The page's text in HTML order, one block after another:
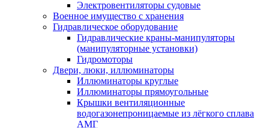
Электровентиляторы судовые
Военное имущество с хранения
Гидравлическое оборудование
Гидравлические краны-манипуляторы
(манипуляторные установки)
Гидромоторы
Двери, люки, иллюминаторы
Иллюминаторы круглые
Иллюминаторы прямоугольные
Крышки вентиляционные
водогазонепроницаемые из лёгкого сплава
АМГ